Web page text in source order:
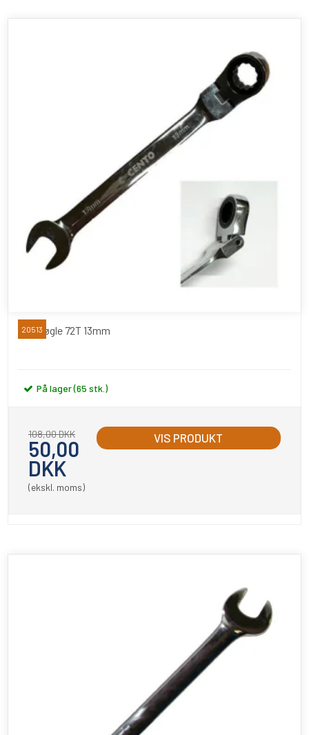
Gearnøgle 72T 13mm
20513
På lager (65 stk.)
108,00 DKK
50,00
DKK
(ekskl. moms)
VIS PRODUKT